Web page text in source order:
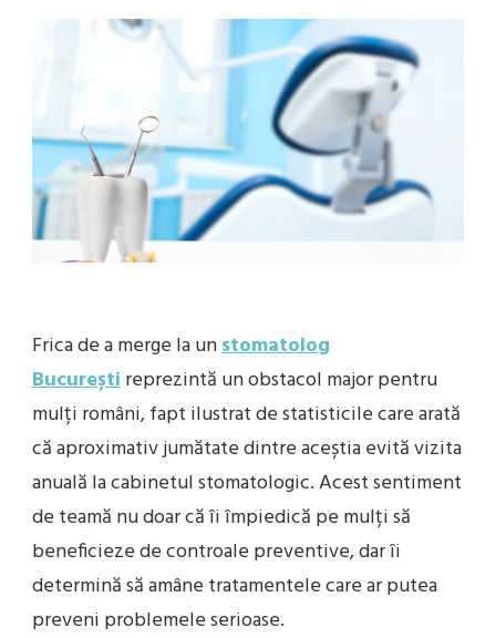
ÎNFRUNȚI
TEMERILE
Frica de a merge la unstomatolog
Bucureștireprezintă un obstacol major pentru
mulți români, fapt ilustrat de statisticile care arată
că aproximativ jumătate dintre aceștia evită vizita
anuală la cabinetul stomatologic. Acest sentiment
de teamă nu doar că îi împiedică pe mulți să
beneficieze de controale preventive, dar îi
determină să amâne tratamentele care ar putea
preveni problemele serioase.